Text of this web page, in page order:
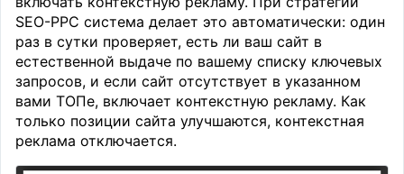
SEO-PPC система делает это автоматически: один
раз в сутки проверяет, есть ли ваш сайт в
естественной выдаче по вашему списку ключевых
запросов, и если сайт отсутствует в указанном
вами ТОПе, включает контекстную рекламу. Как
только позиции сайта улучшаются, контекстная
реклама отключается.